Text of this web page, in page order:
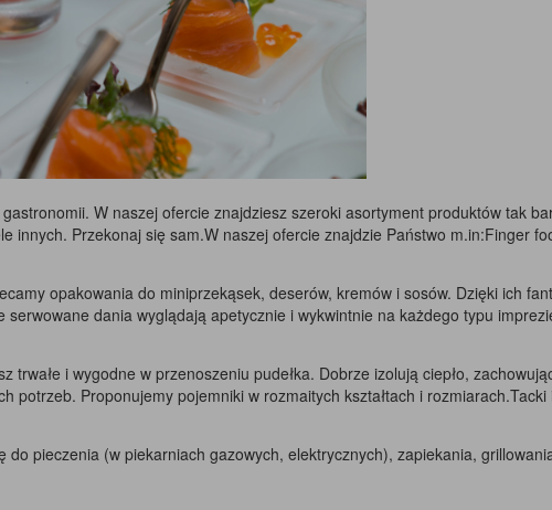
W naszej ofercie znajdziesz szeroki asortyment produktów tak
innych. Przekonaj się sam.W naszej ofercie znajdzie Państwo m.in:Finger
opakowania do miniprzekąsek, deserów, kremów i sosów. Dzięki ich
dania wyglądają apetycznie i wykwintnie na każdego typu
i wygodne w przenoszeniu pudełka. Dobrze izolują ciepło,
potrzeb. Proponujemy pojemniki w rozmaitych kształtach i
pieczenia (w piekarniach gazowych, elektrycznych), zapiekania,